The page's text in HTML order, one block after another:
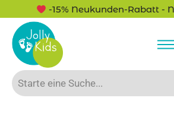
-15% Neukunden-Rabatt -